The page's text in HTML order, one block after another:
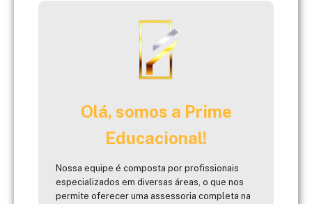
Olá, somos a Prime
Educacional!
Nossa equipe é composta por profissionais
especializados em diversas áreas, o que nos
permite oferecer uma assessoria completa na